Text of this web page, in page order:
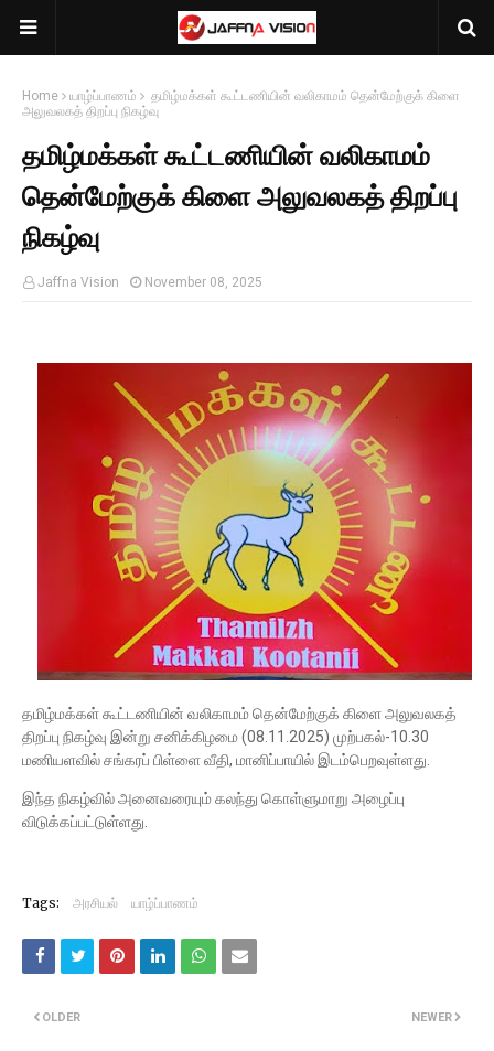
Home யாழ்ப்பாணம்
தமிழ்மக்கள் கூட்டணியின் வலிகாமம் தென்மேற்குக் கிளை
அலுவலகத் திறப்பு நிகழ்வு
தமிழ்மக்கள் கூட்டணியின் வலிகாமம்
தென்மேற்குக் கிளை அலுவலகத் திறப்பு
நிகழ்வு
Jaffna Vision November 08, 2025
தமிழ்மக்கள் கூட்டணியின் வலிகாமம் தென்மேற்குக் கிளை அலுவலகத்
திறப்பு நிகழ்வு இன்று சனிக்கிழமை (08.11.2025) முற்பகல்-10.30
மணியளவில் சங்கரப் பிள்ளை வீதி, மானிப்பாயில் இடம்பெறவுள்ளது.
இந்த நிகழ்வில் அனைவரையும் கலந்து கொள்ளுமாறு அழைப்பு
விடுக்கப்பட்டுள்ளது.
Tags: அரசியல் யாழ்ப்பாணம்
NEWER
OLDER